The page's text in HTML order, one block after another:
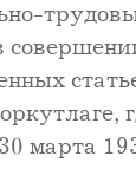
марта